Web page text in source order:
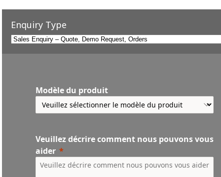
Enquiry Type
Modèle du produit
Veuillez décrire comment nous pouvons vous
aider